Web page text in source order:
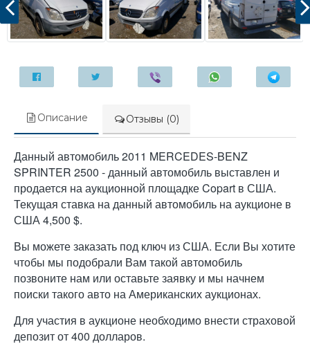
Описание Отзывы (0)
Данный автомобиль 2011 MERCEDES-BENZ
SPRINTER 2500 - данный автомобиль выставлен и
продается на аукционной площадке Copart в США.
Текущая ставка на данный автомобиль на аукционе в
США 4,500 $.
Вы можете заказать под ключ из США. Если Вы хотите
чтобы мы подобрали Вам такой автомобиль
позвоните нам или оставьте заявку и мы начнем
поиски такого авто на Американских аукционах.
Для участия в аукционе необходимо внести страховой
депозит от 400 долларов.